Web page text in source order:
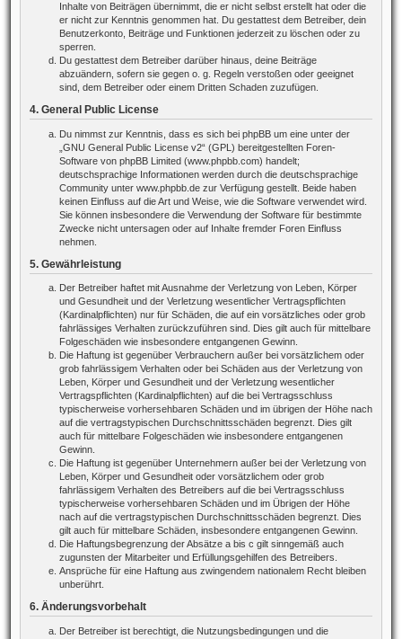
Inhalte von Beiträgen übernimmt, die er nicht selbst erstellt hat oder die
er nicht zur Kenntnis genommen hat. Du gestattest dem Betreiber, dein
Benutzerkonto, Beiträge und Funktionen jederzeit zu löschen oder zu
sperren.
Du gestattest dem Betreiber darüber hinaus, deine Beiträge
abzuändern, sofern sie gegen o. g. Regeln verstoßen oder geeignet
sind, dem Betreiber oder einem Dritten Schaden zuzufügen.
4. General Public License
Du nimmst zur Kenntnis, dass es sich bei phpBB um eine unter der
GNU General Public License v2“ (GPL) bereitgestellten Foren-
Software von phpBB Limited (www.phpbb.com) handelt;
deutschsprachige Informationen werden durch die deutschsprachige
Community unter www.phpbb.de zur Verfügung gestellt. Beide haben
keinen Einfluss auf die Art und Weise, wie die Software verwendet wird.
Sie können insbesondere die Verwendung der Software für bestimmte
Zwecke nicht untersagen oder auf Inhalte fremder Foren Einfluss
nehmen.
5. Gewährleistung
Der Betreiber haftet mit Ausnahme der Verletzung von Leben, Körper
und Gesundheit und der Verletzung wesentlicher Vertragspflichten
(Kardinalpflichten) nur für Schäden, die auf ein vorsätzliches oder grob
fahrlässiges Verhalten zurückzuführen sind. Dies gilt auch für mittelbare
Folgeschäden wie insbesondere entgangenen Gewinn.
Die Haftung ist gegenüber Verbrauchern außer bei vorsätzlichem oder
grob fahrlässigem Verhalten oder bei Schäden aus der Verletzung von
Leben, Körper und Gesundheit und der Verletzung wesentlicher
Vertragspflichten (Kardinalpflichten) auf die bei Vertragsschluss
typischerweise vorhersehbaren Schäden und im übrigen der Höhe nach
auf die vertragstypischen Durchschnittsschäden begrenzt. Dies gilt
auch für mittelbare Folgeschäden wie insbesondere entgangenen
Gewinn.
Die Haftung ist gegenüber Unternehmern außer bei der Verletzung von
Leben, Körper und Gesundheit oder vorsätzlichem oder grob
fahrlässigem Verhalten des Betreibers auf die bei Vertragsschluss
typischerweise vorhersehbaren Schäden und im Übrigen der Höhe
nach auf die vertragstypischen Durchschnittsschäden begrenzt. Dies
gilt auch für mittelbare Schäden, insbesondere entgangenen Gewinn.
Die Haftungsbegrenzung der Absätze a bis c gilt sinngemäß auch
zugunsten der Mitarbeiter und Erfüllungsgehilfen des Betreibers.
Ansprüche für eine Haftung aus zwingendem nationalem Recht bleiben
unberührt.
6. Änderungsvorbehalt
Der Betreiber ist berechtigt, die Nutzungsbedingungen und die